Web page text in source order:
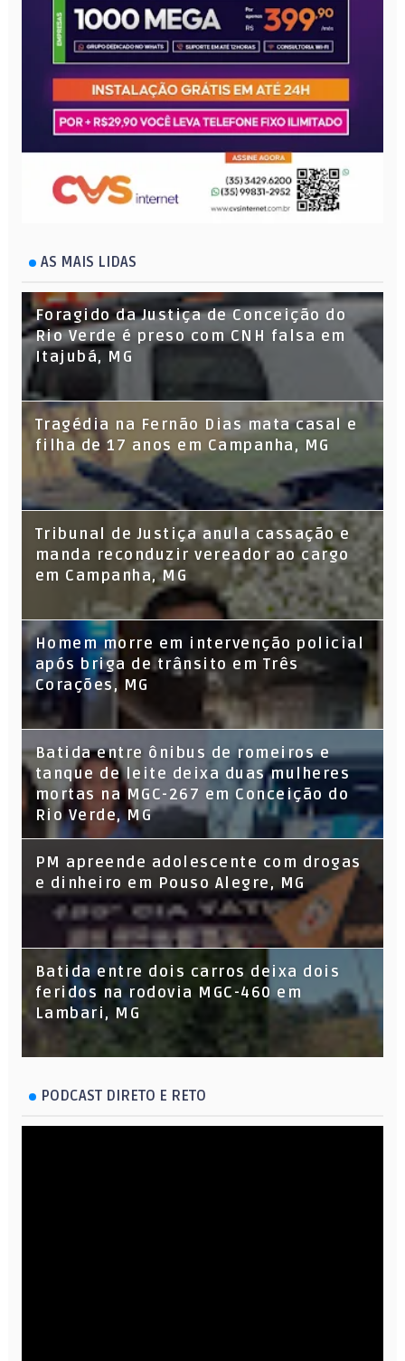
AS MAIS LIDAS
Foragido da Justiça de Conceição do
Rio Verde é preso com CNH falsa em
Itajubá, MG
Tragédia na Fernão Dias mata casal e
filha de 17 anos em Campanha, MG
Tribunal de Justiça anula cassação e
manda reconduzir vereador ao cargo
em Campanha, MG
Homem morre em intervenção policial
após briga de trânsito em Três
Corações, MG
Batida entre ônibus de romeiros e
tanque de leite deixa duas mulheres
mortas na MGC-267 em Conceição do
Rio Verde, MG
PM apreende adolescente com drogas
e dinheiro em Pouso Alegre, MG
Batida entre dois carros deixa dois
feridos na rodovia MGC-460 em
Lambari, MG
PODCAST DIRETO E RETO